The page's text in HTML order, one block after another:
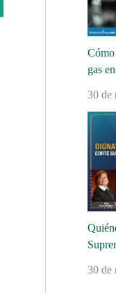
Cómo
gas
30 de
30 de